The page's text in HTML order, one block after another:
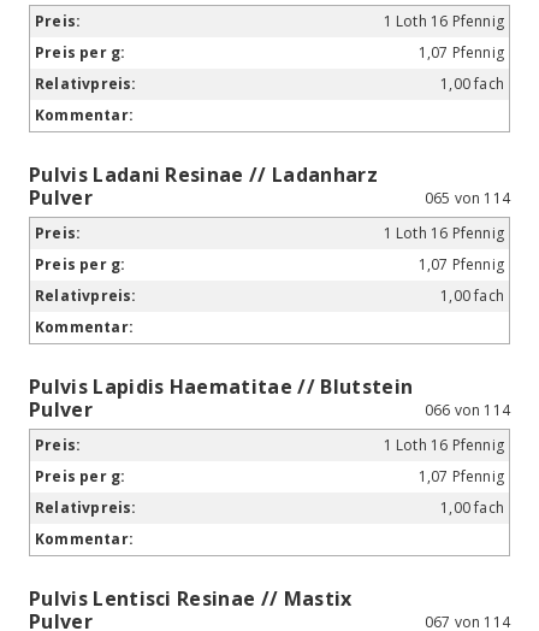
1 Loth 16 Pfennig
1,07 Pfennig
1,00 fach
Pulvis Ladani Resinae // Ladanharz
Pulver
065 von 114
1 Loth 16 Pfennig
1,07 Pfennig
1,00 fach
Pulvis Lapidis Haematitae // Blutstein
Pulver
066 von 114
1 Loth 16 Pfennig
1,07 Pfennig
1,00 fach
Pulvis Lentisci Resinae // Mastix
Pulver
067 von 114